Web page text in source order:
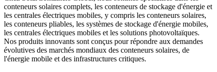
conteneurs solaires complets, les conteneurs de stockage d'énergie et
les centrales électriques mobiles, y compris les conteneurs solaires,
les conteneurs pliables, les systèmes de stockage d'énergie mobiles,
les centrales électriques mobiles et les solutions photovoltaïques.
Nos produits innovants sont conçus pour répondre aux demandes
évolutives des marchés mondiaux des conteneurs solaires, de
l'énergie mobile et des infrastructures critiques.